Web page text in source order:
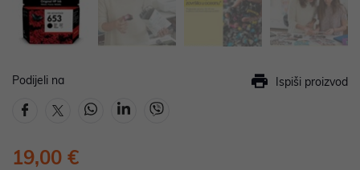
Podijeli na Ispiši proizvod
19,00 €